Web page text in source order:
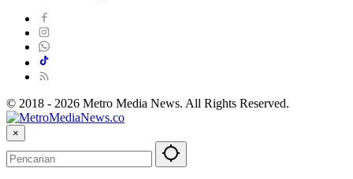
© 2018 - 2026 Metro Media News. All Rights Reserved.
×